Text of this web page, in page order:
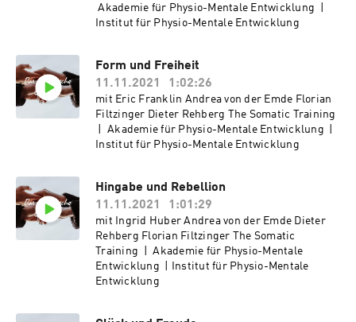
Akademie für Physio-Mentale Entwicklung |
Institut für Physio-Mentale Entwicklung
Form und Freiheit
11.11.2021
1:02:26
mit Eric Franklin Andrea von der Emde Florian
Filtzinger Dieter Rehberg The Somatic Training
| Akademie für Physio-Mentale Entwicklung |
Institut für Physio-Mentale Entwicklung
Hingabe und Rebellion
11.11.2021
1:01:29
mit Ingrid Huber Andrea von der Emde Dieter
Rehberg Florian Filtzinger The Somatic
Training | Akademie für Physio-Mentale
Entwicklung | Institut für Physio-Mentale
Entwicklung